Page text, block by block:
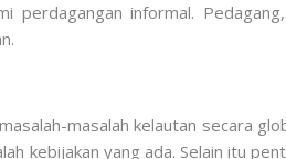
perdagangan informal.
masalah kelautan secara
kebijakan yang ada. Selain itu